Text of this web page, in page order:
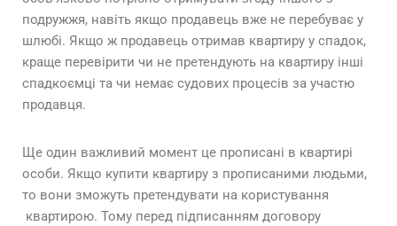
подружжя, навіть якщо продавець вже не перебуває у
шлюбі. Якщо ж продавець отримав квартиру у спадок,
краще перевірити чи не претендують на квартиру інші
спадкоємці та чи немає судових процесів за участю
продавця.
Ще один важливий момент це прописані в квартирі
особи. Якщо купити квартиру з прописаними людьми,
то вони зможуть претендувати на користування
квартирою. Тому перед підписанням договору